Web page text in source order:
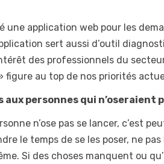
une application web pour les
sert aussi d’outil
des professionnels du
figure au top de nos priorités
personnes qui n’oseraient
n’ose pas se lancer, c’est
le temps de se les poser, ne
Si des choses manquent ou